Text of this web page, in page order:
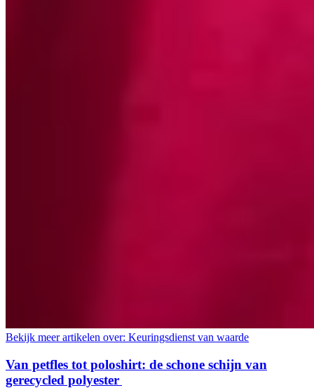
Bekijk meer artikelen over: Keuringsdienst van waarde
Van petfles tot poloshirt: de schone schijn van
gerecycled polyester